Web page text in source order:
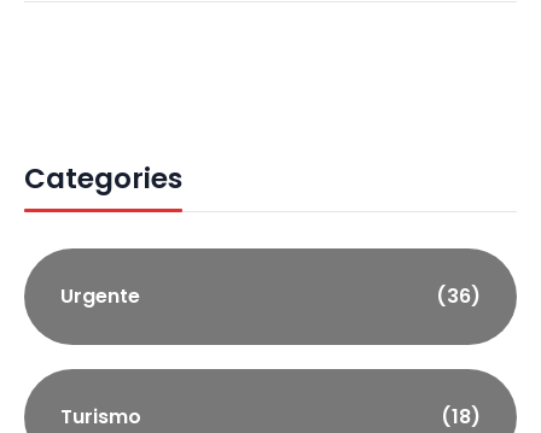
Categories
Urgente (36)
Turismo (18)